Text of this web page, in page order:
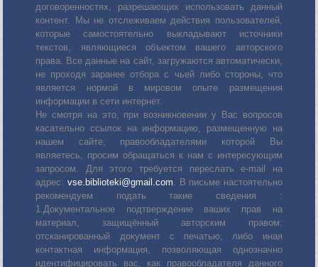
договоренностях, разрешающих использовать данный
контент. Мы не отслеживаем действия пользователей,
которые самостоятельно выкладывают источники
текстов, являющиеся объектом вашего авторского
права. Все данные на сайт, загружаются автоматически,
не проходя заранее отбора с чьей либо стороны, что
является нормой в мировом опыте размещения
информации в сети интернет.
Не смотря на это, при возникновении у Вас вопросов
касательно ссылок на информацию, размещенную на
нашем сайте, правообладателями которой Вы
являетесь, просим обращаться к нам с интересующим
запросом. Для этого требуется переслать е-mail на
адрес: vse.biblioteki@gmail.com. В письме настоятельно
рекомендуем подать такие сведения :
1.Документальное подтверждение ваших прав на
материал, защищённый авторским правом:
отсканированный документ с печатью, либо иная
контактная информация, позволяющая однозначно
идентифицировать вас, как правообладателя данного